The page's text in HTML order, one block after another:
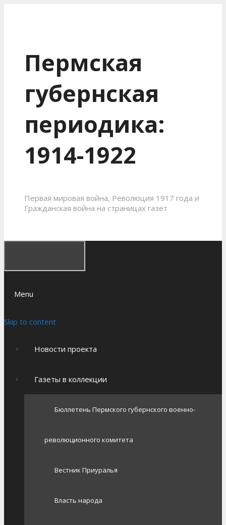
Пермская
губернская
периодика:
1914-1922
Первая мировая война, Революция 1917 года и
Гражданская война на страницах газет
Menu
Skip to content
Новости проекта
Газеты в коллекции
Бюллетень Пермского губернского военно-
революционного комитета
Вестник Приуралья
Власть народа